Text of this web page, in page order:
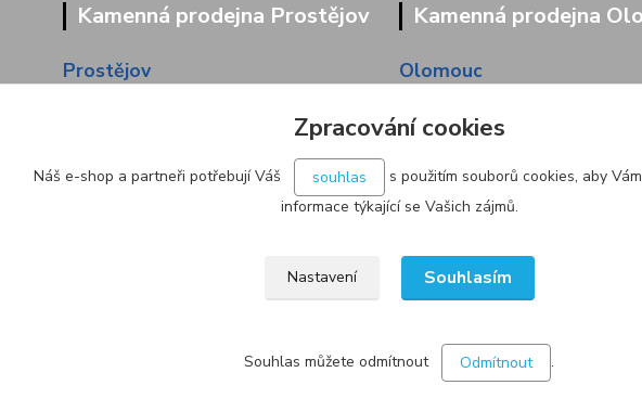
Kamenná prodejna Prostějov
Prostějov
Kamenná prodejna
Olomouc
Zpracování cookies
Náš e-shop a partneři potřebují Váš souhlas
s použitím souborů cookies, aby
informace týkající se Vašich zájmů.
Nastavení Souhlasím
Souhlas můžete odmítnout Odmítnout .